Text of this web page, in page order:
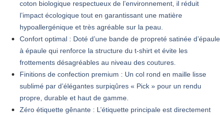
coton biologique respectueux de l’environnement, il réduit
l’impact écologique tout en garantissant une matière
hypoallergénique et très agréable sur la peau.
Confort optimal : Doté d’une bande de propreté satinée d’épaule
à épaule qui renforce la structure du t-shirt et évite les
frottements désagréables au niveau des coutures.
Finitions de confection premium : Un col rond en maille lisse
sublimé par d’élégantes surpiqûres « Pick » pour un rendu
propre, durable et haut de gamme.
Zéro étiquette gênante : L’étiquette principale est directement